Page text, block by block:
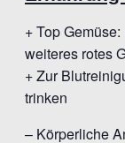
+ Top
weiteres rotes
+ Zur
trinken
– Körperliche